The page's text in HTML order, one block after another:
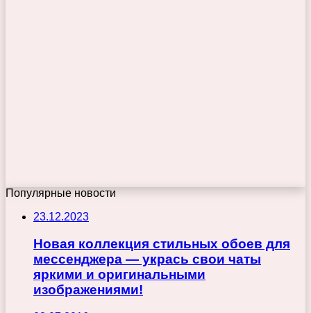
Популярные новости
23.12.2023
Новая коллекция стильных обоев для
мессенджера — укрась свои чаты
яркими и оригинальными
изображениями!